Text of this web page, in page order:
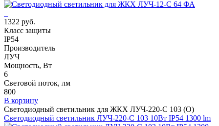
1322 руб.
Класс защиты
IP54
Производитель
ЛУЧ
Мощность, Вт
6
Световой поток, лм
800
В корзину
Светодиодный светильник для ЖКХ ЛУЧ-220-С 103 (О)
Светодиодный светильник ЛУЧ-220-С 103 10Вт IP54 1300 lm